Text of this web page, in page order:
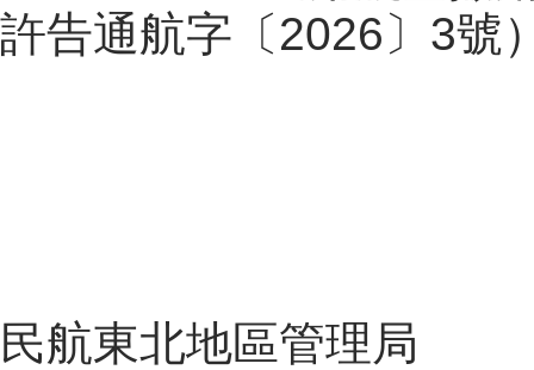
許告通航字〔2026 〕 3號
民航東北地區管理局